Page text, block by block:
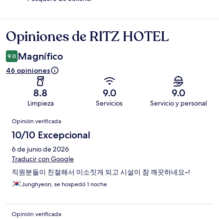
Opiniones
Opiniones de RITZ HOTEL
9.0 Magnífico
46 opiniones
8.8
Limpieza
9.0
Servicios
9.0
Servicio y personal
Opiniones
Opinión verificada
10/10 Excepcional
6 de junio de 2026
Traducir con Google
직원분들이 친절해서 미소짓게 되고 시설이 참 깨끗하네요~!
Junghyeon, se hospedó 1 noche
Opinión verificada